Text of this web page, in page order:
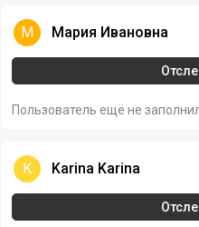
Мария Ивановна
М Мария Ивановна
Пользователь ещё не
Karina Karina
K Karina Karina